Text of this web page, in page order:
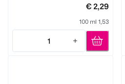
€ 2,29
100 ml 1,53
1
Quantity: 1